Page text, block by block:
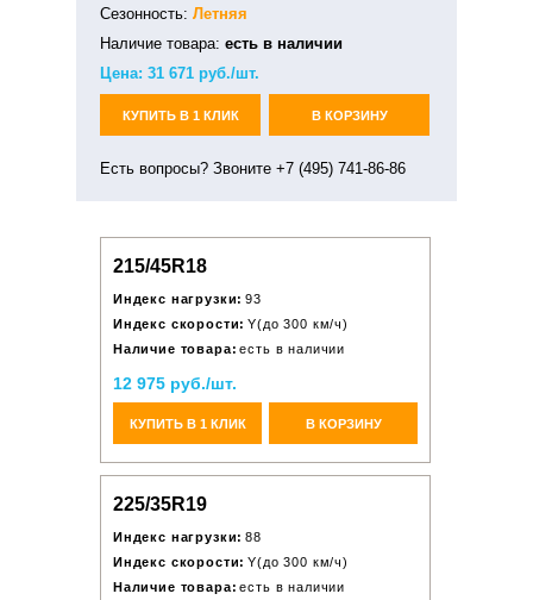
Сезонность: Летняя
Наличие товара: есть в наличии
Цена: 31 671 руб./шт.
КУПИТЬ В 1 КЛИК В КОРЗИНУ
Есть вопросы? Звоните +7 (495) 741-86-86
215/45R18
Индекс нагрузки: 93
Индекс скорости: Y(до 300 км/ч)
Наличие товара: есть в наличии
12 975 руб./шт.
КУПИТЬ В 1 КЛИК В КОРЗИНУ
225/35R19
Индекс нагрузки: 88
Индекс скорости: Y(до 300 км/ч)
Наличие товара: есть в наличии